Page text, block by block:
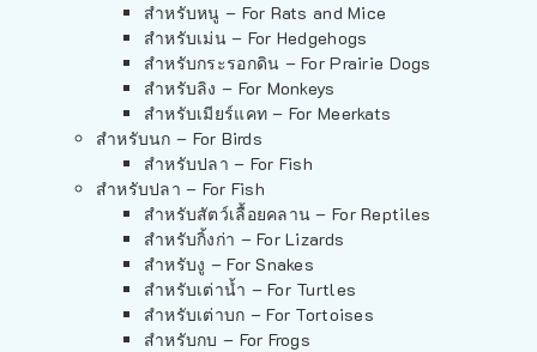
สำหรับหนู – For Rats and Mice
สำหรับเม่น – For Hedgehogs
สำหรับกระรอกดิน – For Prairie Dogs
สำหรับลิง – For Monkeys
สำหรับเมียร์แคท – For Meerkats
สำหรับนก – For Birds
สำหรับปลา – For Fish
สำหรับปลา – For Fish
สำหรับสัตว์เลื้อยคลาน – For Reptiles
สำหรับกิ้งก่า – For Lizards
สำหรับงู – For Snakes
สำหรับเต่าน้ำ – For Turtles
สำหรับเต่าบก – For Tortoises
สำหรับกบ – For Frogs